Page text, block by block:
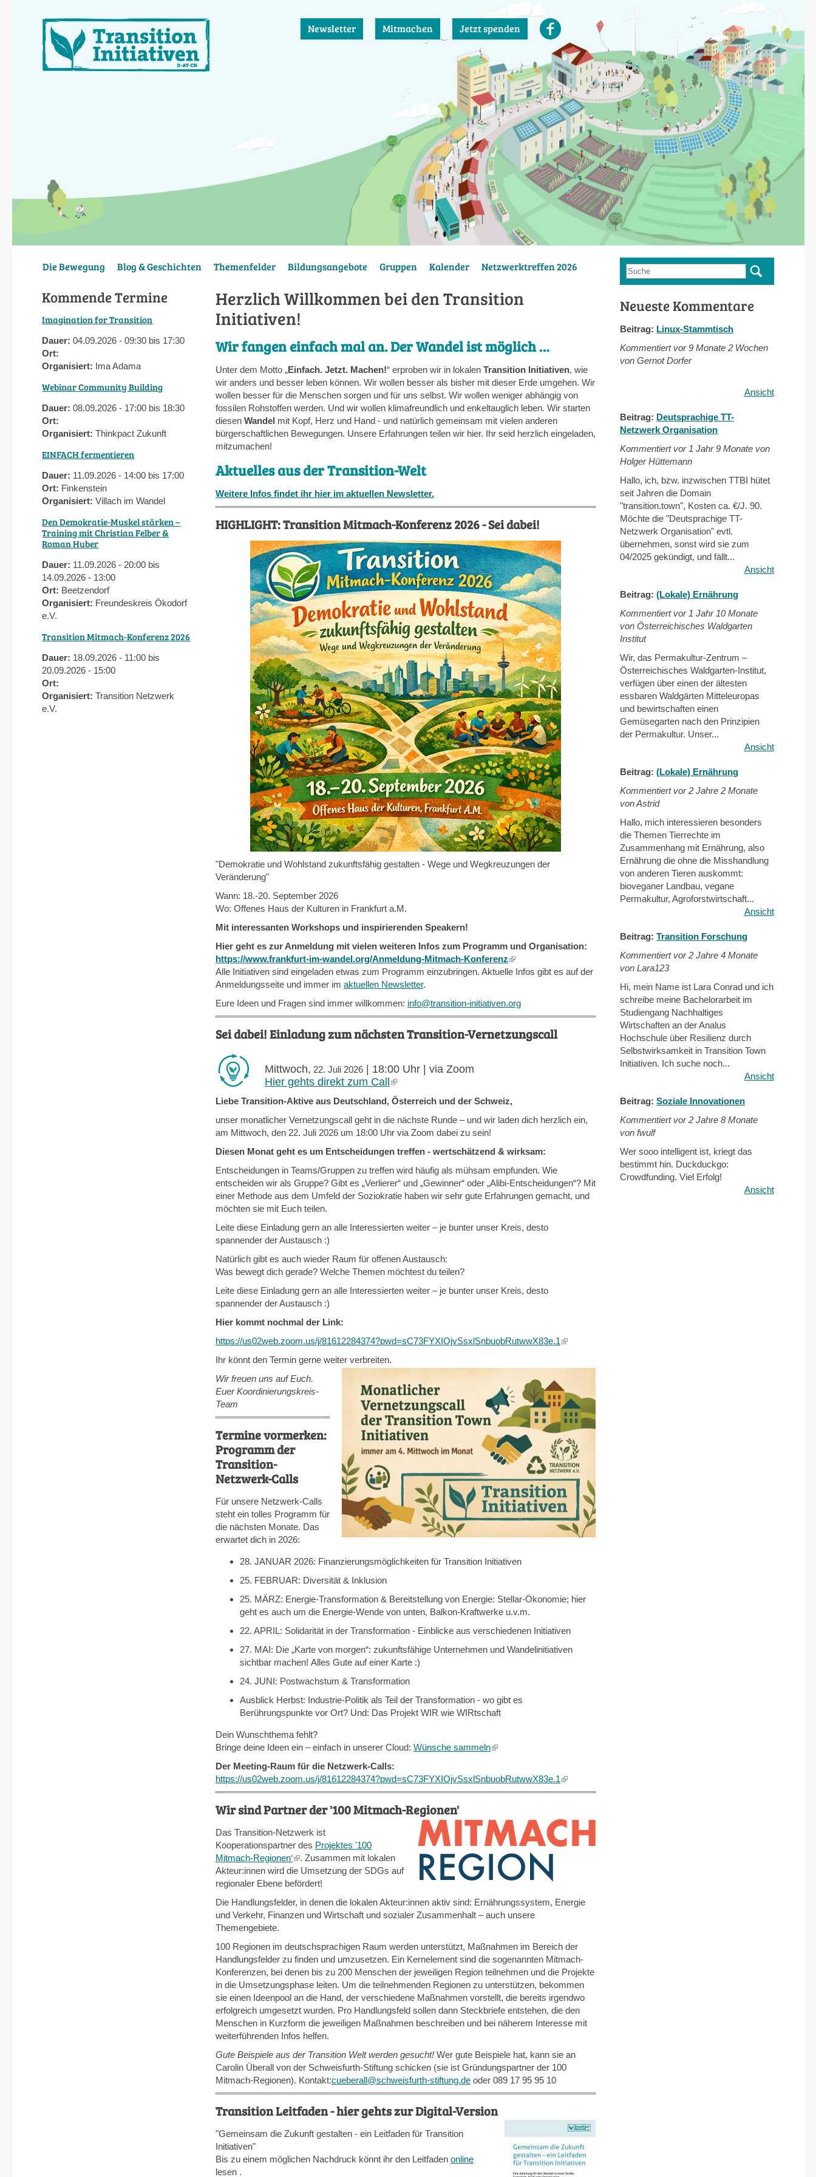
Newsletter Mitmachen Jetzt spenden
Die Bewegung Blog & Geschichten Themenfelder Bildungsangebote Gruppen Kalender Netzwerktreffen 2026
Herzlich Willkommen bei den Transition
Initiativen!
Wir fangen einfach mal an. Der Wandel ist möglich …
Unter dem Motto „Einfach. Jetzt. Machen!“ erproben wir in lokalenTransition Initiativen, wie
wir anders und besser leben können. Wir wollen besser als bisher mit dieser Erde umgehen. Wir
wollen besser für die Menschen sorgen und für uns selbst. Wir wollen weniger abhängig von
fossilen Rohstoffen werden. Und wir wollen klimafreundlich und enkeltauglich leben. Wir starten
diesenWandel mit Kopf, Herz und Hand - und natürlich gemeinsam mit vielen anderen
bürgerschaftlichen Bewegungen. Unsere Erfahrungen teilen wir hier. Ihr seid herzlich eingeladen,
mitzumachen!
Aktuelles aus der Transition-Welt
Weitere Infos findet ihr hier im aktuellen Newsletter.
HIGHLIGHT: Transition Mitmach-Konferenz 2026 - Sei dabei!
"Demokratie und Wohlstand zukunftsfähig gestalten - Wege und Wegkreuzungen der
Veränderung"
Wann: 18.-20. September 2026
Wo: Offenes Haus der Kulturen in Frankfurt a.M.
Mit interessanten Workshops und inspirierenden Speakern!
Hier geht es zur Anmeldung mit vielen weiteren Infos zum Programm und Organisation:
https://www.frankfurt-im-wandel.org/Anmeldung-Mitmach-Konferenz(link
is
Alle Initiativen sind eingeladen etwas zum Programm einzubringen. Aktuelle Infos gibt es auf der
Anmeldungsseite und immer imaktuellen Newsletter.
Eure Ideen und Fragen sind immer willkommen: info@transition-initiativen.org
Sei dabei! Einladung zum nächsten Transition-Vernetzungscall
Mittwoch, 22. Juli 2026 | 18:00 Uhr | via Zoom
Hier gehts direkt zum Call (link
is
external)
Liebe Transition-Aktive aus Deutschland, Österreich und der Schweiz,
unser monatlicher Vernetzungscall geht in die nächste Runde – und wir laden dich herzlich ein,
am Mittwoch, den 22. Juli 2026 um 18:00 Uhr via Zoom dabei zu sein!
Diesen Monat geht es um Entscheidungen treffen - wertschätzend & wirksam:
Entscheidungen in Teams/Gruppen zu treffen wird häufig als mühsam empfunden. Wie
entscheiden wir als Gruppe? Gibt es „Verlierer“ und „Gewinner“ oder „Alibi-Entscheidungen“? Mit
einer Methode aus dem Umfeld der Soziokratie haben wir sehr gute Erfahrungen gemacht, und
möchten sie mit Euch teilen.
Leite diese Einladung gern an alle Interessierten weiter – je bunter unser Kreis, desto
spannender der Austausch :)
Natürlich gibt es auch wieder Raum für offenen Austausch:
Was bewegt dich gerade? Welche Themen möchtest du teilen?
Leite diese Einladung gern an alle Interessierten weiter – je bunter unser Kreis, desto
spannender der Austausch :)
Hier kommt nochmal der Link:
https://us02web.zoom.us/j/81612284374?pwd=sC73FYXIOjvSsxlSnbuobRutwwX83e.1(link
external)
Ihr könnt den Termin gerne weiter verbreiten.
Wir freuen uns auf Euch.
Euer Koordinierungskreis-
Team
Termine vormerken:
Programm der
Transition-
Netzwerk-Calls
Für unsere Netzwerk-Calls
steht ein tolles Programm für
die nächsten Monate. Das
erwartet dich in 2026:
28. JANUAR 2026: Finanzierungsmöglichkeiten für Transition Initiativen
25. FEBRUAR: Diversität & Inklusion
25. MÄRZ: Energie-Transformation & Bereitstellung von Energie: Stellar-Ökonomie; hier
geht es auch um die Energie-Wende von unten, Balkon-Kraftwerke u.v.m.
22. APRIL: Solidarität in der Transformation - Einblicke aus verschiedenen Initiativen
27. MAI: Die „Karte von morgen“: zukunftsfähige Unternehmen und Wandelinitiativen
sichtbar machen! Alles Gute auf einer Karte :)
24. JUNI: Postwachstum & Transformation
Ausblick Herbst: Industrie-Politik als Teil der Transformation - wo gibt es
Berührungspunkte vor Ort? Und: Das Projekt WIR wie WIRtschaft
Dein Wunschthema fehlt?
Bringe deine Ideen ein – einfach in unserer Cloud:Wünsche sammeln(link
Der Meeting-Raum für die Netzwerk-Calls:
https://us02web.zoom.us/j/81612284374?pwd=sC73FYXIOjvSsxlSnbuobRutwwX83e.1(link
is
Wir sind Partner der '100 Mitmach-Regionen'
Das Transition-Netzwerk ist
Kooperationspartner des Projektes '100
Mitmach-Regionen‘(link
is
external)
. Zusammen mit lokalen
Akteur:innen wird die Umsetzung der SDGs auf
regionaler Ebene befördert!
Die Handlungsfelder, in denen die lokalen Akteur:innen aktiv sind: Ernährungssystem, Energie
und Verkehr, Finanzen und Wirtschaft und sozialer Zusammenhalt – auch unsere
Themengebiete.
100 Regionen im deutschsprachigen Raum werden unterstützt, Maßnahmen im Bereich der
Handlungsfelder zu finden und umzusetzen. Ein Kernelement sind die sogenannten Mitmach-
Konferenzen, bei denen bis zu 200 Menschen der jeweiligen Region teilnehmen und die Projekte
in die Umsetzungsphase leiten. Um die teilnehmenden Regionen zu unterstützen, bekommen
sie einen Ideenpool an die Hand, der verschiedene Maßnahmen vorstellt, die bereits irgendwo
erfolgreich umgesetzt wurden. Pro Handlungsfeld sollen dann Steckbriefe entstehen, die den
Menschen in Kurzform die jeweiligen Maßnahmen beschreiben und bei näherem Interesse mit
weiterführenden Infos helfen.
Gute Beispiele aus der Transition Welt werden gesucht! Wer gute Beispiele hat, kann sie an
Carolin Überall von der Schweisfurth-Stiftung schicken (sie ist Gründungspartner der 100
Mitmach-Regionen). Kontakt:cueberall@schweisfurth-stiftung.de oder 089 17 95 95 10
Transition Leitfaden - hier gehts zur Digital-Version
"Gemeinsam die Zukunft gestalten - ein Leitfaden für Transition
Initiativen"
Bis zu einem möglichen Nachdruck könnt ihr den Leitfadenonline
lesen .
Kommende Termine
Imagination for Transition
Dauer:04.09.2026 - 09:30 bis 17:30
Ort:
Organisiert: Ima Adama
Webinar Community Building
Dauer:08.09.2026 - 17:00 bis 18:30
Ort:
Organisiert:Thinkpact Zukunft
EINFACH fermentieren
Dauer: 11.09.2026 - 14:00 bis 17:00
Ort: Finkenstein
Organisiert:Villach im Wandel
Den Demokratie-Muskel stärken –
Training mit Christian Felber &
Roman Huber
Dauer: 11.09.2026 - 20:00 bis
14.09.2026 - 13:00
Ort: Beetzendorf
Organisiert: Freundeskreis Ökodorf
e.V.
Transition Mitmach-Konferenz 2026
Dauer: 18.09.2026 - 11:00 bis
20.09.2026 - 15:00
Ort:
Organisiert:Transition Netzwerk
e.V.
Suchformular
Suche
Neueste Kommentare
Beitrag: Linux-Stammtisch
Kommentiert vor9 Monate 2 Wochen
von Gernot Dorfer
Ansicht
Beitrag: Deutsprachige TT-
Netzwerk Organisation
Kommentiert vor 1 Jahr 9 Monate von
Holger Hüttemann
Hallo, ich, bzw. inzwischen TTBI hütet
seit Jahren die Domain
"transition.town", Kosten ca. €/J. 90.
Möchte die "Deutsprachige TT-
Netzwerk Organisation" evtl.
übernehmen, sonst wird sie zum
04/2025 gekündigt, und fällt...
Ansicht
Beitrag:(Lokale) Ernährung
Kommentiert vor 1 Jahr 10 Monate
von Österreichisches Waldgarten
Institut
Wir, das Permakultur-Zentrum –
Österreichisches Waldgarten-Institut,
verfügen über einen der ältesten
essbaren Waldgärten Mitteleuropas
und bewirtschaften einen
Gemüsegarten nach den Prinzipien
der Permakultur. Unser...
Ansicht
Beitrag:(Lokale) Ernährung
Kommentiert vor2 Jahre 2 Monate
von Astrid
Hallo, mich interessieren besonders
die Themen Tierrechte im
Zusammenhang mit Ernährung, also
Ernährung die ohne die Misshandlung
von anderen Tieren auskommt:
bioveganer Landbau, vegane
Permakultur, Agroforstwirtschaft...
Ansicht
Beitrag:Transition Forschung
Kommentiert vor2 Jahre 4 Monate
von Lara123
Hi, mein Name ist Lara Conrad und ich
schreibe meine Bachelorarbeit im
Studiengang Nachhaltiges
Wirtschaften an der Analus
Hochschule über Resilienz durch
Selbstwirksamkeit in Transition Town
Initiativen. Ich suche noch...
Ansicht
Beitrag:Soziale Innovationen
Kommentiert vor2 Jahre 8 Monate
von fwulf
Wer sooo intelligent ist, kriegt das
bestimmt hin. Duckduckgo:
Crowdfunding. Viel Erfolg!
Ansicht